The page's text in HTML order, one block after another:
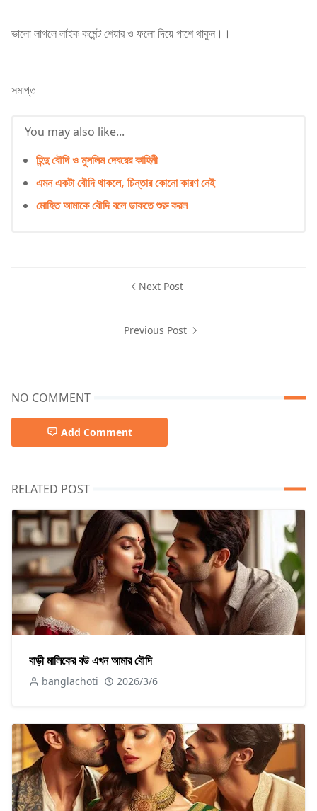
ভালো লাগলে লাইক কমেন্ট শেয়ার ও ফলো দিয়ে পাশে থাকুন।।
সমাপ্ত
You may also like...
হিন্দু বৌদি ও মুসলিম দেবরের কাহিনী
এমন একটা বৌদি থাকলে, চিন্তার কোনো কারণ নেই
মোহিত আমাকে বৌদি বলে ডাকতে শুরু করল
Next Post
Previous Post
NO COMMENT
Add Comment
RELATED POST
বাড়ী মালিকের বউ এখন আমার বৌদি
banglachoti 2026/3/6